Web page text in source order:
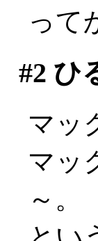
って
#2 ひ
マッ
マッ
～。